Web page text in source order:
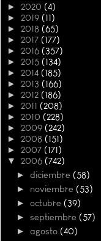
► 2020 (4)
► 2019 (11)
► 2018 (65)
► 2017 (177)
► 2016 (357)
► 2015 (134)
► 2014 (185)
► 2013 (166)
► 2012 (186)
► 2011 (208)
► 2010 (228)
► 2009 (242)
► 2008 (151)
► 2007 (171)
▼ 2006 (742)
► diciembre (58)
► noviembre (53)
► octubre (39)
► septiembre (57)
► agosto (40)